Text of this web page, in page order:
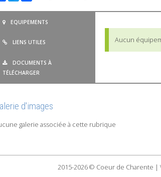
EQUIPEMENTS
LIENS UTILES
DOCUMENTS À
TÉLÉCHARGER
Aucun
d'images
galerie associée à cette rubrique
2015-2026 © Coeur de Charente